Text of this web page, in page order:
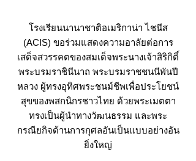
โรงเรียนนานาชาติอเมริกาน่า ไชนีส
(ACIS) ขอร่วมแสดงความอาลัยต่อการ
เสด็จสวรรคตของสมเด็จพระนางเจ้าสิริกิติ์
พระบรมราชินีนาถ พระบรมราชชนนีพันปี
หลวง ผู้ทรงอุทิศพระชนม์ชีพเพื่อประโยชน์
สุขของพสกนิกรชาวไทย ด้วยพระเมตตา
ทรงเป็นผู้นำทางวัฒนธรรม และพระ
กรณียกิจด้านการกุศลอันเป็นแบบอย่างอัน
ยิ่งใหญ่